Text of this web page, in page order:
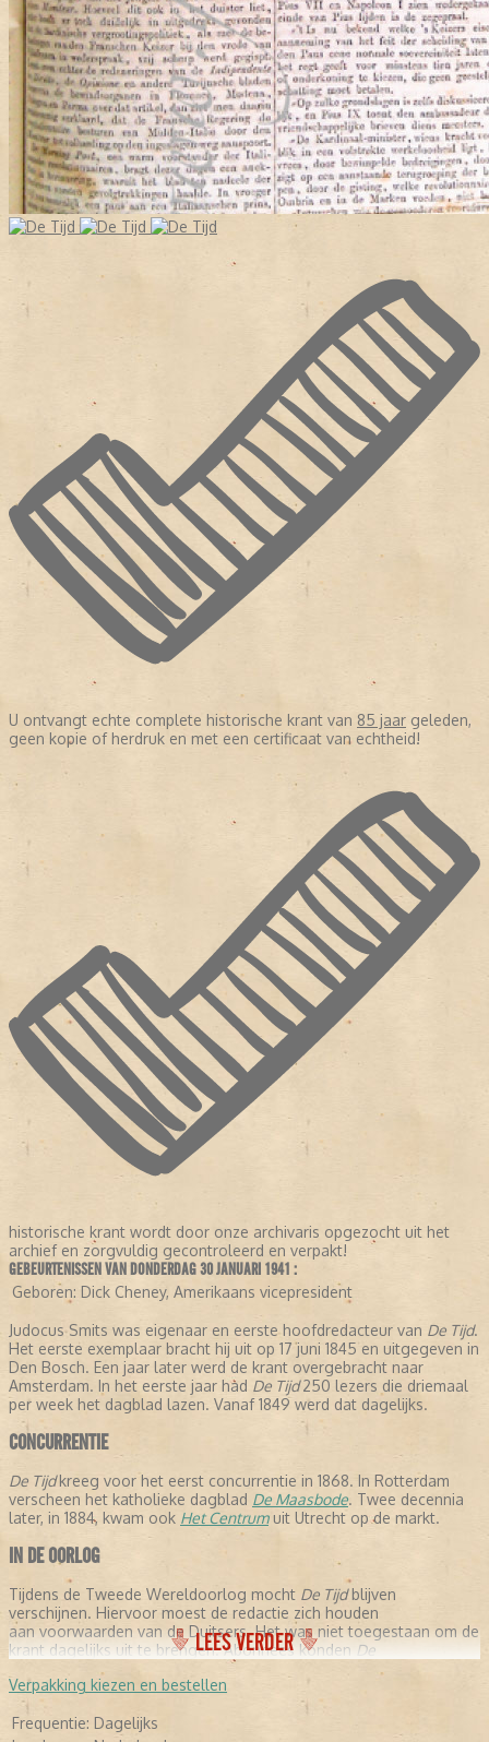
U ontvangt echte complete historische krant van 85 jaar geleden,
geen kopie of herdruk en met een certificaat van echtheid!
historische krant wordt door onze archivaris opgezocht uit het
archief en zorgvuldig gecontroleerd en verpakt!
GEBEURTENISSEN VAN DONDERDAG 30 JANUARI 1941 :
Geboren: Dick Cheney, Amerikaans vicepresident
Judocus Smits was eigenaar en eerste hoofdredacteur van De Tijd.
Het eerste exemplaar bracht hij uit op 17 juni 1845 en uitgegeven in
Den Bosch. Een jaar later werd de krant overgebracht naar
Amsterdam. In het eerste jaar had De Tijd250 lezers die driemaal
per week het dagblad lazen. Vanaf 1849 werd dat dagelijks.
CONCURRENTIE
De Tijdkreeg voor het eerst concurrentie in 1868. In Rotterdam
verscheen het katholieke dagblad De Maasbode. Twee decennia
later, in 1884, kwam ook Het Centrumuit Utrecht op de markt.
IN DE OORLOG
Tijdens de Tweede Wereldoorlog mocht De Tijdblijven
verschijnen. Hiervoor moest de redactie zich houden
aan voorwaarden van de Duitsers. Het was niet toegestaan om de
krant dagelijks uit te brengen. Abonnees konden De
gedurende de oorlogsjaren slechts een keer per week lezen.
FUSIE
LEES VERDER
Verpakking kiezen en bestellen
Frequentie: Dagelijks